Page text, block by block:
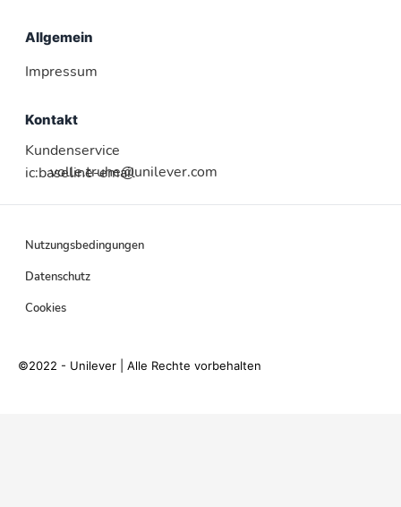
Allgemein
Impressum
Kontakt
Kundenservice
ic:baseline-email
volle.truhe@unilever.com
Nutzungsbedingungen
Datenschutz
Cookies
©2022 - Unilever | Alle Rechte vorbehalten